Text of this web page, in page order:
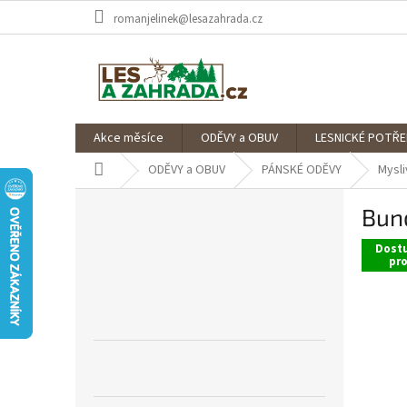
romanjelinek@lesazahrada.cz
Akce měsíce ODĚVY a OBUV LESNICKÉ
Home ODĚVY a OBUV PÁNSKÉ ODĚVY